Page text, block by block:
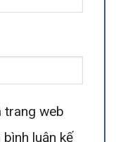
trang web
luận kế